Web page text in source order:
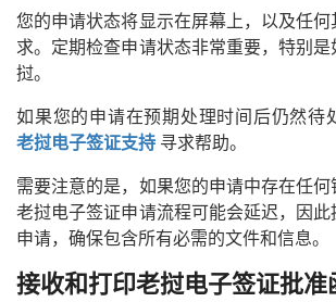
您的申请状态将显示在屏幕上，以及任
求。定期检查申请状态非常重要，特别
挝。
如果您的申请在预期处理时间后仍然待
老挝电子签证支持 寻求帮助。
需要注意的是，如果您的申请中存在任何
老挝电子签证申请流程可能会延迟，因
申请，确保包含所有必需的文件和信息。
接收和打印老挝电子签证批准